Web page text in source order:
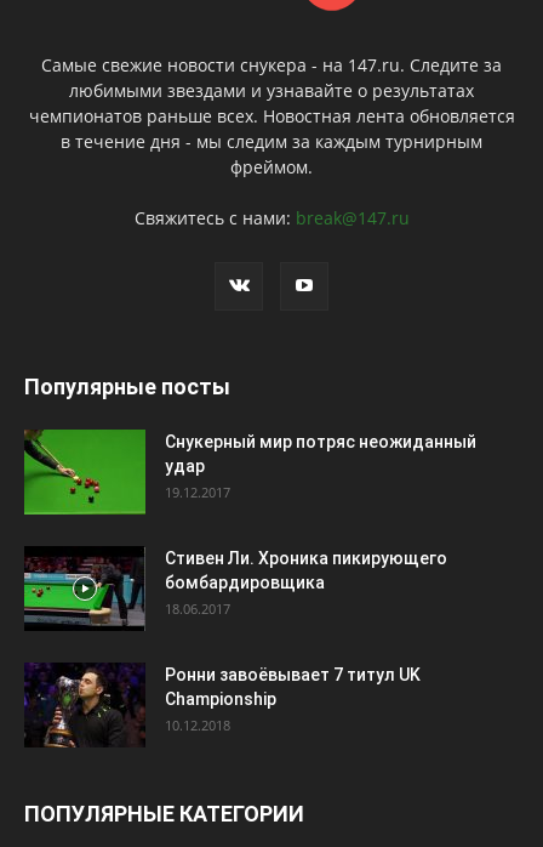
Самые свежие новости снукера - на 147.ru. Следите за
любимыми звездами и узнавайте о результатах
чемпионатов раньше всех. Новостная лента обновляется
в течение дня - мы следим за каждым турнирным
фреймом.
Свяжитесь с нами: break@147.ru
Популярные посты
Снукерный мир потряс неожиданный
удар
19.12.2017
Стивен Ли. Хроника пикирующего
бомбардировщика
18.06.2017
Ронни завоёвывает 7 титул UK
Championship
10.12.2018
ПОПУЛЯРНЫЕ КАТЕГОРИИ